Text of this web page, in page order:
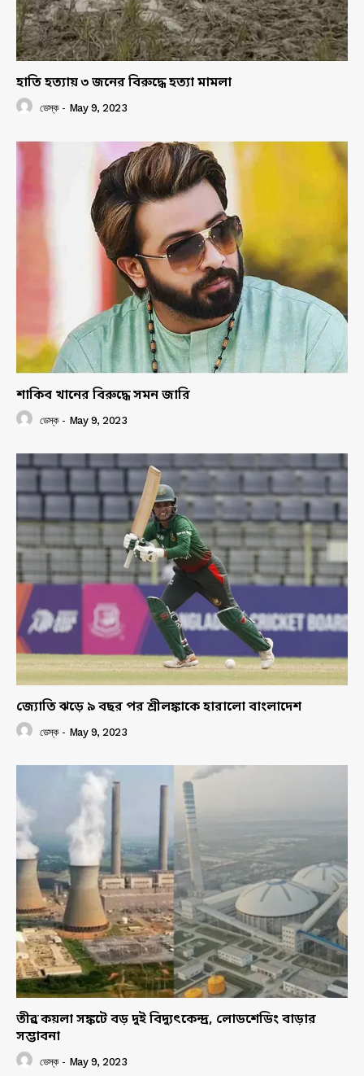
হাতি হত্যায় ৩ জনের বিরুদ্ধে হত্যা মামলা
ডেস্ক - May 9, 2023
শাকিব খানের বিরুদ্ধে সমন জারি
ডেস্ক - May 9, 2023
জ্যোতি ঝড়ে ৯ বছর পর শ্রীলঙ্কাকে হারালো বাংলাদেশ
ডেস্ক - May 9, 2023
তীব্র কয়লা সঙ্কটে বড় দুই বিদ্যুৎকেন্দ্র, লোডশেডিং বাড়ার
সম্ভাবনা
ডেস্ক - May 9, 2023